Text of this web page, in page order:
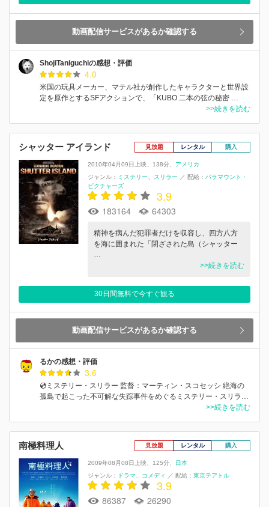
動画配信サービスがあるか確認する
ShojiTaniguchiの感想・評価
4.0
米国の玩具メーカー、マテル社が創作したキャラクターと世界設
定を原作とするSFアクションで、「KUBO 二本の弦の秘密 …
>>続きを読む
シャッター アイランド 見放題 レンタル 購入
2010年04月09日上映 138分
アメリカ
ジャンル： ミステリー スリラー ／ 配給： パラマウント・
ピクチャーズ
3.9
183164 64303
精神を病んだ犯罪者だけを収容し、四方八方
を海に囲まれた「閉ざされた島（シャッター
>>続きを読む
30日間無料で今すぐ観る
動画配信サービスがあるか確認する
るかの感想・評価
3.6
💿ミステリー・スリラー 監督：マーティン・スコセッシ 絶海の
孤島で起こった不可解な失踪事件をめぐるミステリー・スリラ…
>>続きを読む
南極料理人 見放題 レンタル 購入
2009年08月08日上映 125分
日本
ジャンル：
ドラマ コメディ ／ 配給： 東京テアトル
3.9
86387 26290